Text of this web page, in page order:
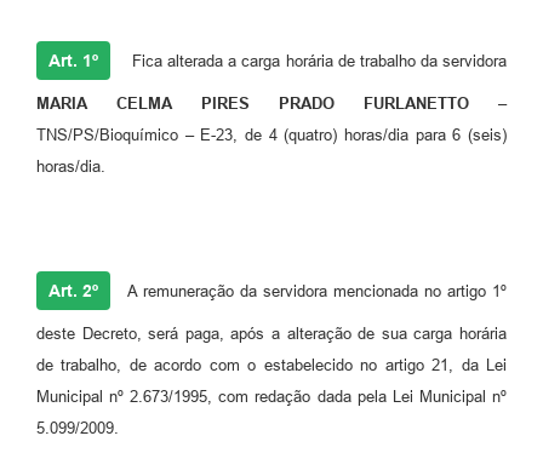
Art. 1º Fica alterada a carga horária de trabalho da servidora
MARIA CELMA PIRES PRADO FURLANETTO –
TNS/PS/Bioquímico – E-23, de 4 (quatro) horas/dia para 6 (seis)
horas/dia.
Art. 2º A remuneração da servidora mencionada no artigo 1º
deste Decreto, será paga, após a alteração de sua carga horária
de trabalho, de acordo com o estabelecido no artigo 21, da Lei
Municipal nº 2.673/1995, com redação dada pela Lei Municipal nº
5.099/2009.